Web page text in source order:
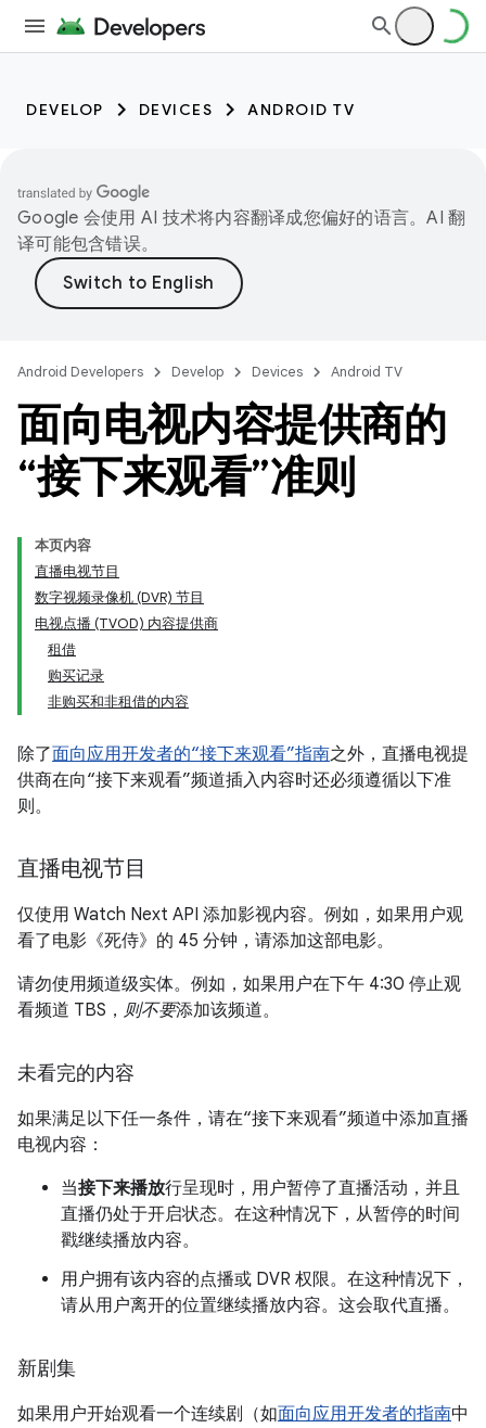
DEVELOP DEVICES ANDROID TV
Google 会使用 AI 技术将内容翻译成您偏好的语言。AI 翻
译可能包含错误。
Android Developers Develop Devices Android TV
面向电视内容提供商的
“接下来观看”准则
本页内容
直播电视节目
数字视频录像机 (DVR) 节目
电视点播 (TVOD) 内容提供商
租借
购买记录
非购买和非租借的内容
除了面向应用开发者的“接下来观看”指南之外，直播电视提
供商在向“接下来观看”频道插入内容时还必须遵循以下准
则。
直播电视节目
仅使用 Watch Next API 添加影视内容。例如，如果用户观
看了电影《死侍》的 45 分钟，请添加这部电影。
请勿使用频道级实体。例如，如果用户在下午 4:30 停止观
看频道 TBS， 则不要添加该频道。
未看完的内容
如果满足以下任一条件，请在“接下来观看”频道中添加直播
电视内容：
当接下来播放行呈现时，用户暂停了直播活动，并且
直播仍处于开启状态。在这种情况下，从暂停的时间
戳继续播放内容。
用户拥有该内容的点播或 DVR 权限。在这种情况下，
请从用户离开的位置继续播放内容。这会取代直播。
新剧集
如果用户开始观看一个连续剧（如面向应用开发者的指南中